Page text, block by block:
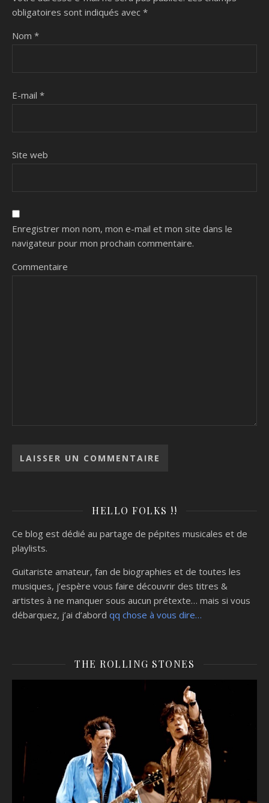
obligatoires sont indiqués avec *
Nom *
E-mail *
Site web
Enregistrer mon nom, mon e-mail et mon site dans le
navigateur pour mon prochain commentaire.
Commentaire
HELLO FOLKS !!
Ce blog est dédié au partage de pépites musicales et de
playlists.
Guitariste amateur, fan de biographies et de toutes les
musiques, j’espère vous faire découvrir des titres &
artistes à ne manquer sous aucun prétexte… mais si vous
débarquez, j’ai d’abord qq chose à vous dire…
THE ROLLING STONES